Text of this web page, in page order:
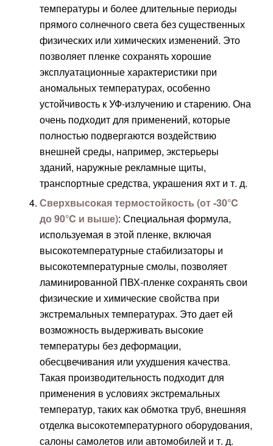
температуры и более длительные периоды
прямого солнечного света без существенных
физических или химических изменений. Это
позволяет пленке сохранять хорошие
эксплуатационные характеристики при
аномальных температурах, особенно
устойчивость к УФ-излучению и старению. Она
очень подходит для применений, которые
полностью подвергаются воздействию
внешней среды, например, экстерьеры
зданий, наружные рекламные щиты,
транспортные средства, украшения яхт и т. д.
Сверхвысокая термостойкость (от -30°C
до 90°C и выше): Специальная формула,
используемая в этой пленке, включая
высокотемпературные стабилизаторы и
высокотемпературные смолы, позволяет
ламинированной ПВХ-пленке сохранять свои
физические и химические свойства при
экстремальных температурах. Это дает ей
возможность выдерживать высокие
температуры без деформации,
обесцвечивания или ухудшения качества.
Такая производительность подходит для
применения в условиях экстремальных
температур, таких как обмотка труб, внешняя
отделка высокотемпературного оборудования,
салоны самолетов или автомобилей и т. д.